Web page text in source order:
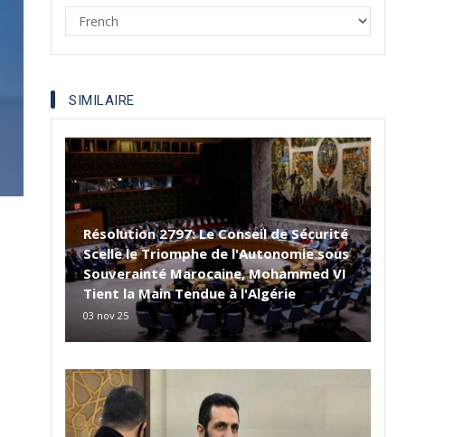
Select
your
language
SIMILAIRE
Résolution 2797: Le Conseil de Sécurité
Scelle le Triomphe de l'Autonomie sous
Souverainté Marocaine, Mohammed VI
Tient la Main Tendue à l'Algérie
03 nov 25